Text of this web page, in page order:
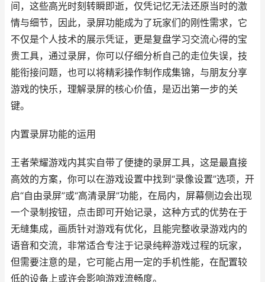
间，这些高光时刻转瞬即逝，仅凭记忆无法还原当时的激
情与细节，因此，录屏功能成为了玩家们的刚性需求，它
不仅是个人技术的展示凭证，更是复盘学习交流心得的宝
贵工具，通过录屏，你可以仔细分析自己的走位失误，技
能衔接问题，也可以将精彩操作制作成集锦，与朋友分享
游戏的快乐，理解录屏的核心价值，是迈出第一步的关
键。
内置录屏功能的运用
王者荣耀游戏内其实自带了便捷的录屏工具，这是最直接
高效的方案，你可以在游戏设置中找到“录像设置”选项，开
启“自由录屏”或“高清录屏”功能，在局内，屏幕侧边会出现
一个录制按钮，点击即可开始记录，这种方式的优势在于
无缝集成，画质针对游戏有优化，且能完整收录游戏内的
语音和交流，非常适合专注于记录纯粹游戏过程的玩家，
但需要注意的是，它可能占用一定的手机性能，在配置较
低的设备上或许会影响游戏流畅度。